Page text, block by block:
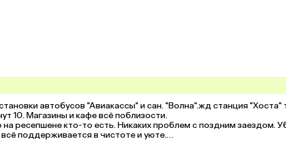
автобусов "Авиакассы" и сан. "Волна".жд станция "Хоста"
10. Магазины и кафе всё поблизости.
ресепшене кто-то есть. Никаких проблем с поздним заездом.
поддерживается в чистоте и уюте.